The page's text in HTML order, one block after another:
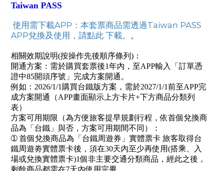
Taiwan PASS
使用需下載APP：本套票商品需透過Taiwan PASS
APP兌換及使用，請點此 下載。
。
相關效期說明(按操作先後順序條列)：
開通方案：需於購買套票後1年內，至APP輸入「訂單憑
證中85開頭序號」完成方案開通。
例如：2026/1/1購買台鐵版方案，需於2027/1/1前至APP完
成方案開通（APP畫面顯示上方卡片+下方商品分類列
表）
方案可用期限（為方便旅客提早規劃行程，依首個兌換商
品為「台鐵」與否，方案可用期間不同）：
➀ 首個兌換商品為「台鐵周遊券」實體票卡 旅客取得台
鐵周遊劵實體票卡後，須在30天內至少再使用(搭乘、入
場或兌換實體票卡)1個非主要交通分類商品，經此之後，